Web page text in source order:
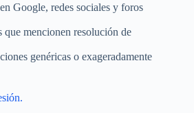
Google, redes sociales y foros
que mencionen resolución de
genéricas o exageradamente